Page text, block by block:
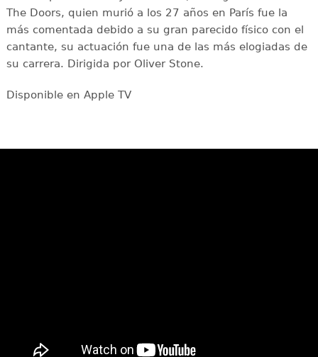
The Doors, quien murió a los 27 años en París fue la
más comentada debido a su gran parecido físico con el
cantante, su actuación fue una de las más elogiadas de
su carrera. Dirigida por Oliver Stone.
Disponible en Apple TV